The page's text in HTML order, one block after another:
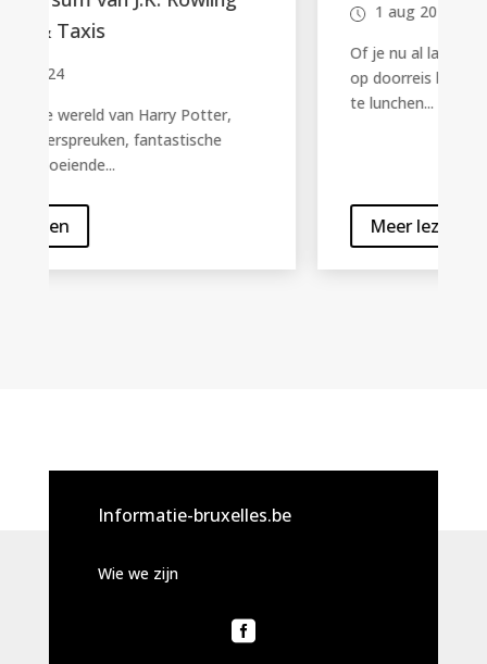
1 aug 2024
Of je nu al lang in de stad woont of er net
op doorreis bent, de juiste plek vinden om
Informatie-bruxelles.be
Wie we zijn
